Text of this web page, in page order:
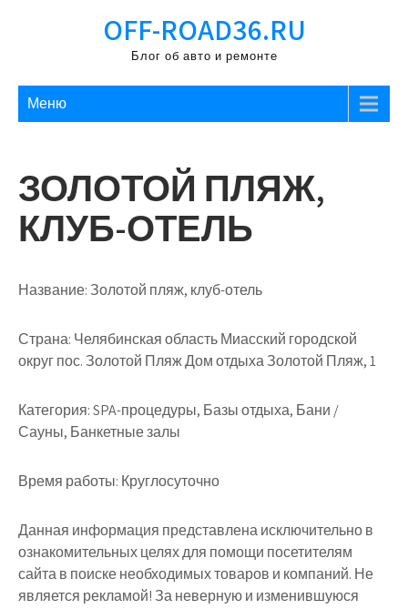
OFF-ROAD36.RU
Блог об авто и ремонте
Меню
ЗОЛОТОЙ ПЛЯЖ,
КЛУБ-ОТЕЛЬ
Название: Золотой пляж, клуб-отель
Страна: Челябинская область Миасский городской
округ пос. Золотой Пляж Дом отдыха Золотой Пляж, 1
Категория:SPA-процедуры, Базы отдыха, Бани /
Сауны, Банкетные залы
Время работы: Круглосуточно
Данная информация представлена исключительно в
ознакомительных целях для помощи посетителям
сайта в поиске необходимых товаров и компаний. Не
является рекламой! За неверную и изменившуюся